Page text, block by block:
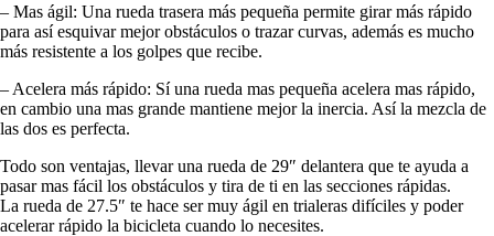
– Mas ágil: Una rueda trasera más pequeña permite girar más rápido
para así esquivar mejor obstáculos o trazar curvas, además es mucho
más resistente a los golpes que recibe.
– Acelera más rápido: Sí una rueda mas pequeña acelera mas rápido,
en cambio una mas grande mantiene mejor la inercia. Así la mezcla de
las dos es perfecta.
Todo son ventajas, llevar una rueda de 29″ delantera que te ayuda a
pasar mas fácil los obstáculos y tira de ti en las secciones rápidas.
La rueda de 27.5″ te hace ser muy ágil en trialeras difíciles y poder
acelerar rápido la bicicleta cuando lo necesites.